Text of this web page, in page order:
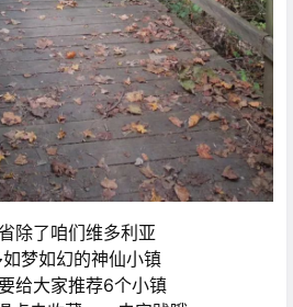
除了咱们维多利亚
梦如幻的神仙小镇
给大家推荐6个小镇